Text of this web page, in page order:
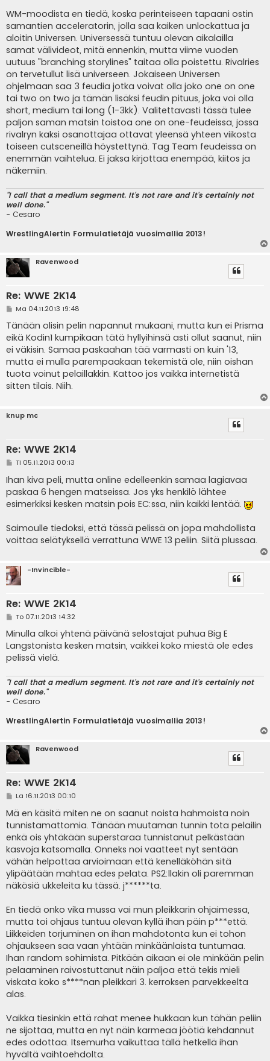
WM-moodista en tiedä, koska perinteiseen tapaani ostin
samantien acceleratorin, jolla saa kaiken unlockattua ja
aloitin Universen. Universessä tuntuu olevan aikalailla
samat välivideot, mitä ennenkin, mutta viime vuoden
uutuus "branching storylines" taitaa olla poistettu. Rivalries
on tervetullut lisä universeen. Jokaiseen Universen
ohjelmaan saa 3 feudia jotka voivat olla joko one on one
tai two on two ja tämän lisäksi feudin pituus, joka voi olla
short, medium tai long (1-3kk). Valitettavasti tässä tulee
paljon saman matsin toistoa one on one-feudeissa, jossa
rivalryn kaksi osanottajaa ottavat yleensä yhteen viikosta
toiseen cutsceneillä höystettynä. Tag Team feudeissa on
enemmän vaihtelua. Ei jaksa kirjottaa enempää, kiitos ja
näkemiin.
"I call that a medium segment. It's not rare and it's certainly not
well done."
- Cesaro
WrestlingAlertin Formulatietäjä vuosimallia 2013!
Ravenwood
Re: WWE 2K14
V
e
s
t
Ma 04.11.2013 19:48
Tänään olisin pelin napannut mukaani, mutta kun ei Prisma
eikä Kodin1 kumpikaan tätä hyllyihinsä asti ollut saanut, niin
ei väkisin. Samaa paskaahan tää varmasti on kuin '13,
mutta ei mulla parempaakaan tekemistä ole, niin oishan
tuota voinut pelaillakkin. Kattoo jos vaikka internetistä
sitten tilais. Niih.
knup mc
Re: WWE 2K14
V
e
s
t
i
Ti 05.11.2013 00:13
Ihan kiva peli, mutta online edelleenkin samaa lagiavaa
paskaa 6 hengen matseissa. Jos yks henkilö lähtee
esimerkiksi kesken matsin pois EC:ssa, niin kaikki lentää.
Saimoulle tiedoksi, että tässä pelissä on jopa mahdollista
voittaa selätyksellä verrattuna WWE 13 peliin. Siitä plussaa.
-Invincible-
Re: WWE 2K14
V
e
s
t
i
To 07.11.2013 14:32
Minulla alkoi yhtenä päivänä selostajat puhua Big E
Langstonista kesken matsin, vaikkei koko miestä ole edes
pelissä vielä.
"I call that a medium segment. It's not rare and it's certainly not
well done."
- Cesaro
WrestlingAlertin Formulatietäjä vuosimallia 2013!
Ravenwood
Re: WWE 2K14
V
e
s
t
i
La 16.11.2013 00:10
Mä en käsitä miten ne on saanut noista hahmoista noin
tunnistamattomia. Tänään muutaman tunnin tota pelailin
enkä ois yhtäkään superstaraa tunnistanut pelkästään
kasvoja katsomalla. Onneks noi vaatteet nyt sentään
vähän helpottaa arvioimaan että kenelläköhän sitä
ylipäätään mahtaa edes pelata. PS2:llakin oli paremman
näkösiä ukkeleita ku tässä. j******ta.
En tiedä onko vika mussa vai mun pleikkarin ohjaimessa,
mutta toi ohjaus tuntuu olevan kyllä ihan päin p***että.
Liikkeiden torjuminen on ihan mahdotonta kun ei tohon
ohjaukseen saa vaan yhtään minkäänlaista tuntumaa.
Ihan random sohimista. Pitkään aikaan ei ole minkään pelin
pelaaminen raivostuttanut näin paljoa että tekis mieli
viskata koko s****nan pleikkari 3. kerroksen parvekkeelta
alas.
Vaikka tiesinkin että rahat menee hukkaan kun tähän peliin
ne sijottaa, mutta en nyt näin karmeaa jöötiä kehdannut
edes odottaa. Itsemurha vaikuttaa tällä hetkellä ihan
hyvältä vaihtoehdolta.